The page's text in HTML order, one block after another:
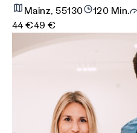
Mainz, 55130
120 Min.
44 €49 €